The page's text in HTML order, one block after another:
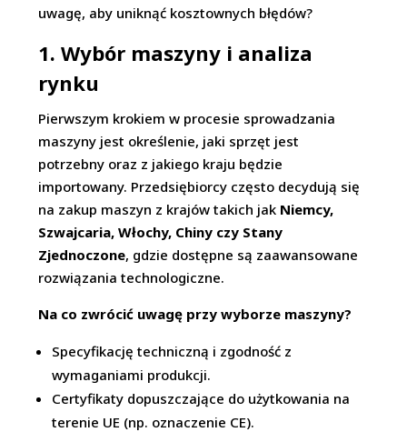
uwagę, aby uniknąć kosztownych błędów?
1. Wybór maszyny i analiza
rynku
Pierwszym krokiem w procesie sprowadzania
maszyny jest określenie, jaki sprzęt jest
potrzebny oraz z jakiego kraju będzie
importowany. Przedsiębiorcy często decydują się
na zakup maszyn z krajów takich jak Niemcy,
Szwajcaria, Włochy, Chiny czy Stany
Zjednoczone, gdzie dostępne są zaawansowane
rozwiązania technologiczne.
Na co zwrócić uwagę przy wyborze maszyny?
Specyfikację techniczną i zgodność z
wymaganiami produkcji.
Certyfikaty dopuszczające do użytkowania na
terenie UE (np. oznaczenie CE).